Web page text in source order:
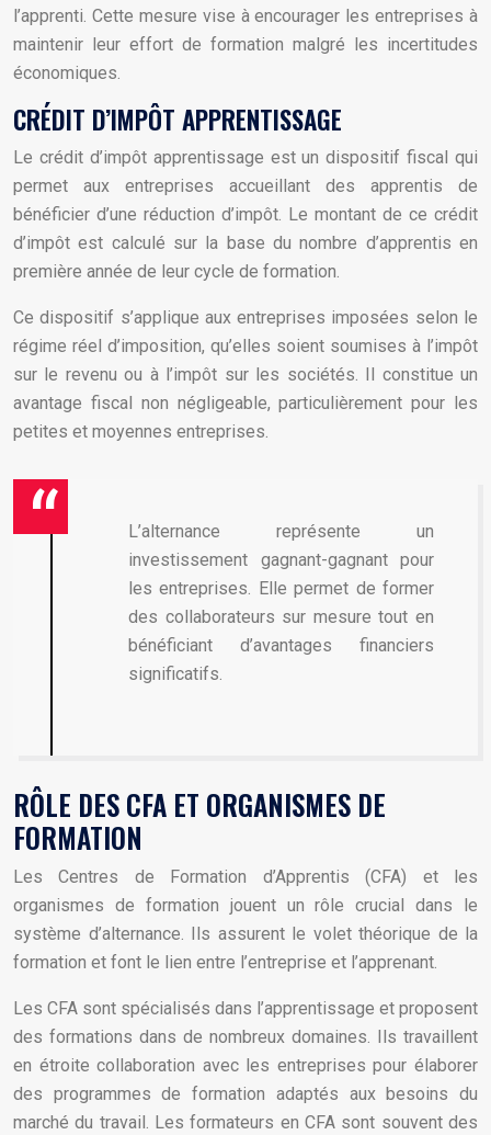
l’apprenti. Cette mesure vise à encourager les entreprises à
maintenir leur effort de formation malgré les incertitudes
économiques.
CRÉDIT D’IMPÔT APPRENTISSAGE
Le crédit d’impôt apprentissage est un dispositif fiscal qui
permet aux entreprises accueillant des apprentis de
bénéficier d’une réduction d’impôt. Le montant de ce crédit
d’impôt est calculé sur la base du nombre d’apprentis en
première année de leur cycle de formation.
Ce dispositif s’applique aux entreprises imposées selon le
régime réel d’imposition, qu’elles soient soumises à l’impôt
sur le revenu ou à l’impôt sur les sociétés. Il constitue un
avantage fiscal non négligeable, particulièrement pour les
petites et moyennes entreprises.
L’alternance représente un
investissement gagnant-gagnant pour
les entreprises. Elle permet de former
des collaborateurs sur mesure tout en
bénéficiant d’avantages financiers
significatifs.
RÔLE DES CFA ET ORGANISMES DE
FORMATION
Les Centres de Formation d’Apprentis (CFA) et les
organismes de formation jouent un rôle crucial dans le
système d’alternance. Ils assurent le volet théorique de la
formation et font le lien entre l’entreprise et l’apprenant.
Les CFA sont spécialisés dans l’apprentissage et proposent
des formations dans de nombreux domaines. Ils travaillent
en étroite collaboration avec les entreprises pour élaborer
des programmes de formation adaptés aux besoins du
marché du travail. Les formateurs en CFA sont souvent des